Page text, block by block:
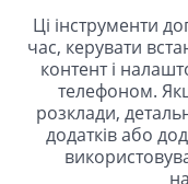
Ці інструменти
час, керувати
контент і
телефоном.
розклади,
додатків або